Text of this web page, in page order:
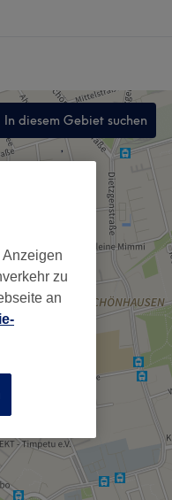
In diesem Gebiet suchen
,
zu
an